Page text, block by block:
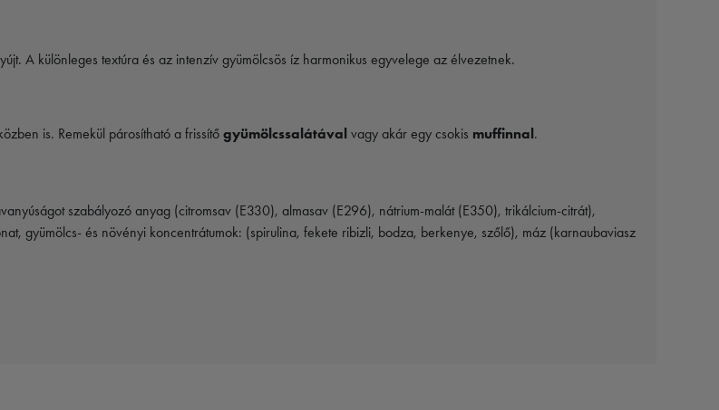
A különleges textúra és az intenzív gyümölcsös íz harmonikus egyvelege az élvezetnek.
is. Remekül párosítható a frissítő gyümölcssalátával vagy akár egy csokis muffinnal.
szabályozó anyag (citromsav (E330), almasav (E296), nátrium-malát (E350), trikálcium-citrát),
gyümölcs- és növényi koncentrátumok: (spirulina, fekete ribizli, bodza, berkenye, szőlő), máz (karnaubaviasz